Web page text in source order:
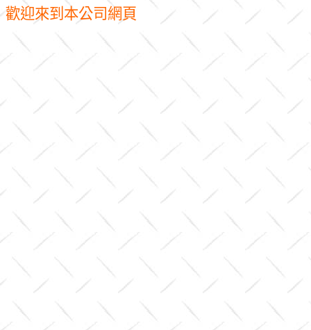
歡迎來到本公司網頁